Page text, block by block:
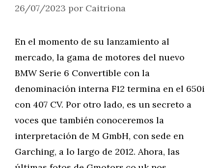
26/07/2023 por Caitriona
En el momento de su lanzamiento al
mercado, la gama de motores del nuevo
BMW Serie 6 Convertible con la
denominación interna F12 termina en el 650i
con 407 CV. Por otro lado, es un secreto a
voces que también conoceremos la
interpretación de M GmbH, con sede en
Garching, a lo largo de 2012. Ahora, las